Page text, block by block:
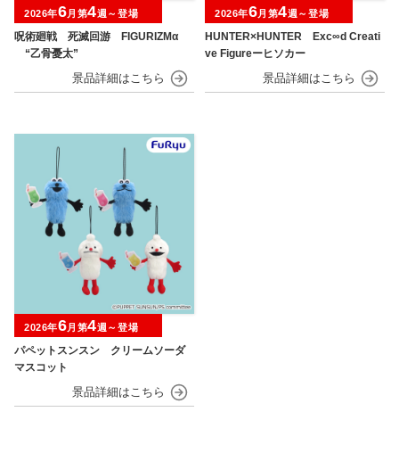
呪術廻戦 死滅回游 FIGURIZMα
“乙骨憂太”
2026年6月第4週～登場
HUNTER×HUNTER Exc∞d Creati
ve Figureーヒソカー
2026年6月第4週～登場
パペットスンスン クリームソーダ
マスコット
2026年6月第4週～登場